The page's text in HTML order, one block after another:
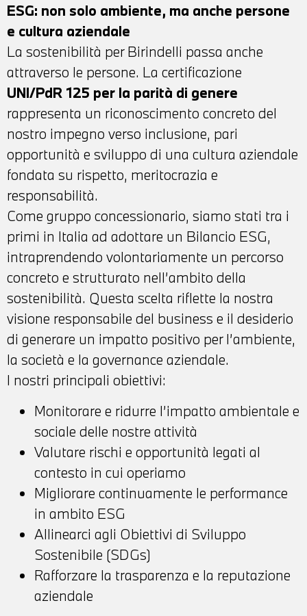
ESG: non solo ambiente, ma anche persone
e cultura aziendale
La sostenibilità per Birindelli passa anche
attraverso le persone. La certificazione
UNI/PdR 125 per la parità di genere
rappresenta un riconoscimento concreto del
nostro impegno verso inclusione, pari
opportunità e sviluppo di una cultura aziendale
fondata su rispetto, meritocrazia e
responsabilità.
Come gruppo concessionario, siamo stati tra i
primi in Italia ad adottare un Bilancio ESG,
intraprendendo volontariamente un percorso
concreto e strutturato nell’ambito della
sostenibilità. Questa scelta riflette la nostra
visione responsabile del business e il desiderio
di generare un impatto positivo per l’ambiente,
la società e la governance aziendale.
I nostri principali obiettivi:
Monitorare e ridurre l’impatto ambientale e
sociale delle nostre attività
Valutare rischi e opportunità legati al
contesto in cui operiamo
Migliorare continuamente le performance
in ambito ESG
Allinearci agli Obiettivi di Sviluppo
Sostenibile (SDGs)
Rafforzare la trasparenza e la reputazione
aziendale